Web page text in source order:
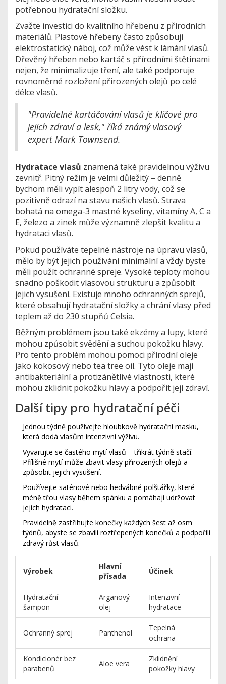
potřebnou hydratační složku.
Zvažte investici do kvalitního hřebenu z přírodních
materiálů. Plastové hřebeny často způsobují
elektrostatický náboj, což může vést k lámání vlasů.
Dřevěný hřeben nebo kartáč s přírodními štětinami
nejen, že minimalizuje tření, ale také podporuje
rovnoměrné rozložení přirozených olejů po celé
délce vlasů.
"Pravidelné kartáčování vlasů je klíčové pro
jejich zdraví a lesk," říká známý vlasový
expert Mark Townsend.
Hydratace vlasů znamená také pravidelnou výživu
zevnitř. Pitný režim je velmi důležitý – denně
bychom měli vypít alespoň 2 litry vody, což se
pozitivně odrazí na stavu našich vlasů. Strava
bohatá na omega-3 mastné kyseliny, vitamíny A, C a
E, železo a zinek může významně zlepšit kvalitu a
hydrataci vlasů.
Pokud používáte tepelné nástroje na úpravu vlasů,
mělo by být jejich používání minimální a vždy byste
měli použít ochranné spreje. Vysoké teploty mohou
snadno poškodit vlasovou strukturu a způsobit
jejich vysušení. Existuje mnoho ochranných sprejů,
které obsahují hydratační složky a chrání vlasy před
teplem až do 230 stupňů Celsia.
Běžným problémem jsou také ekzémy a lupy, které
mohou způsobit svědění a suchou pokožku hlavy.
Pro tento problém mohou pomoci přírodní oleje
jako kokosový nebo tea tree oil. Tyto oleje mají
antibakteriální a protizánětlivé vlastnosti, které
mohou zklidnit pokožku hlavy a podpořit její zdraví.
Další tipy pro hydratační péči
Jednou týdně používejte hloubkově hydratační masku,
která dodá vlasům intenzivní výživu.
Vyvarujte se častého mytí vlasů – třikrát týdně stačí.
Přílišné mytí může zbavit vlasy přirozených olejů a
způsobit jejich vysušení.
Používejte saténové nebo hedvábné polštářky, které
méně třou vlasy během spánku a pomáhají udržovat
jejich hydrataci.
Pravidelně zastřihujte konečky každých šest až osm
týdnů, abyste se zbavili roztřepených konečků a podpořili
zdravý růst vlasů.
Výrobek
Hlavní
přísada
Účinek
Hydratační
šampon
Arganový
olej
Intenzivní
hydratace
Ochranný sprej Panthenol
Tepelná
ochrana
Kondicionér bez
parabenů
Aloe vera
Zklidnění
pokožky hlavy